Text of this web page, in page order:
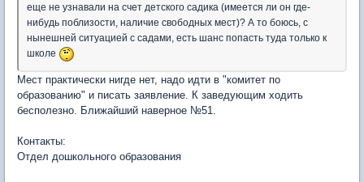
еще не узнавали на счет детского садика (имеется ли он где-
нибудь поблизости, наличие свободных мест)? А то боюсь, с
нынешней ситуацией с садами, есть шанс попасть туда только к
школе
Мест практически нигде нет, надо идти в "комитет по
образованию" и писать заявление. К заведующим ходить
бесполезно. Ближайший наверное №51.
Контакты:
Отдел дошкольного образования